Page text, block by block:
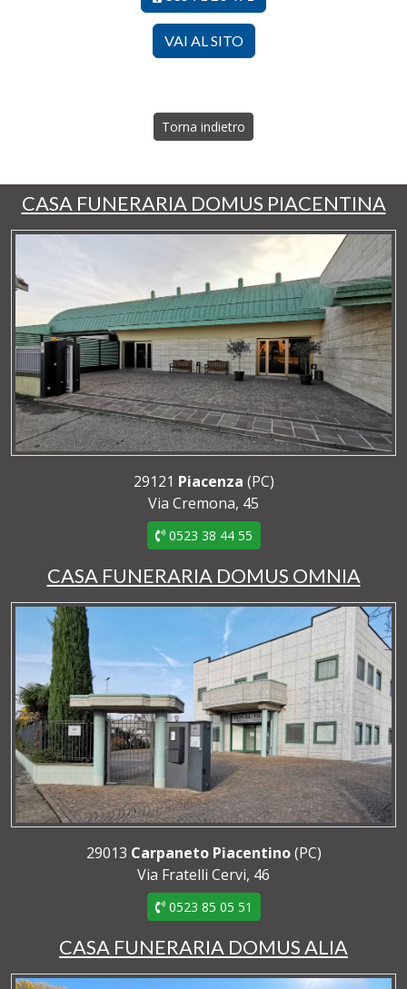
VAI AL SITO
Torna indietro
CASA FUNERARIA DOMUS PIACENTINA
29121 Piacenza (PC)
Via Cremona, 45
0523 38 44 55
CASA FUNERARIA DOMUS OMNIA
29013 Carpaneto Piacentino(PC)
Via Fratelli Cervi, 46
0523 85 05 51
CASA FUNERARIA DOMUS ALIA